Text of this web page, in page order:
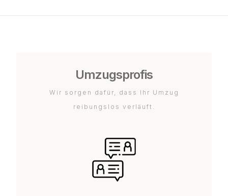
Umzugsprofis
Wir sorgen dafür, dass Ihr Umzug
reibungslos verläuft.